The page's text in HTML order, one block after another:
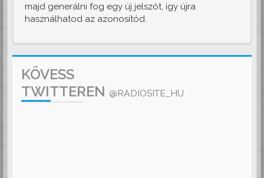
majd generálni fog egy új jelszót, így újra
használhatod az azonosítód.
KÖVESS
TWITTEREN @RADIOSITE_HU